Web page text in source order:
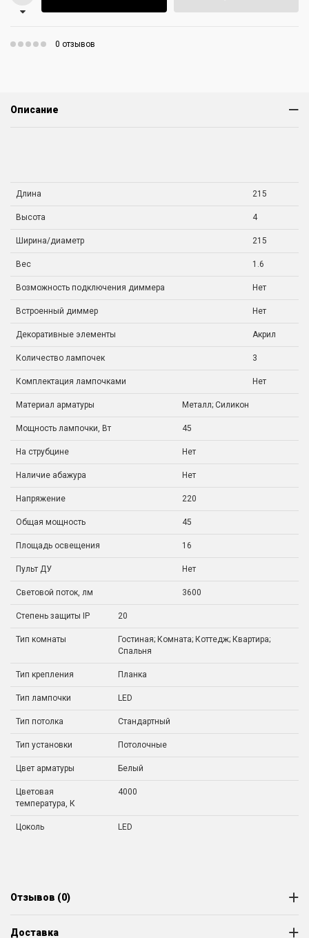
0 отзывов
Описание
Длина 215
Высота 4
Ширина/диаметр 215
Вес 1.6
Возможность подключения диммера Нет
Встроенный диммер Нет
Декоративные элементы Акрил
Количество лампочек 3
Комплектация лампочками Нет
Материал арматуры Металл; Силикон
Мощность лампочки, Вт 45
На струбцине Нет
Наличие абажура Нет
Напряжение 220
Общая мощность 45
Площадь освещения 16
Пульт ДУ Нет
Световой поток, лм 3600
Степень защиты IP 20
Тип комнаты
Гостиная; Комната; Коттедж; Квартира;
Спальня
Тип крепления Планка
Тип лампочки LED
Тип потолка Стандартный
Тип установки Потолочные
Цвет арматуры Белый
Цветовая
температура, К
4000
Цоколь LED
Отзывов (0)
Доставка